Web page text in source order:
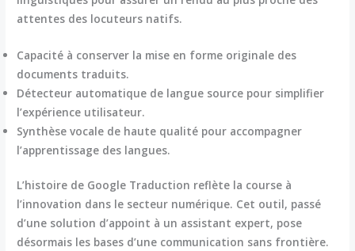
attentes des locuteurs natifs.
Capacité à conserver la mise en forme originale des
documents traduits.
Détecteur automatique de langue source pour simplifier
l’expérience utilisateur.
Synthèse vocale de haute qualité pour accompagner
l’apprentissage des langues.
L’histoire de Google Traduction reflète la course à
l’innovation dans le secteur numérique. Cet outil, passé
d’une solution d’appoint à un assistant expert, pose
désormais les bases d’une communication sans frontière.